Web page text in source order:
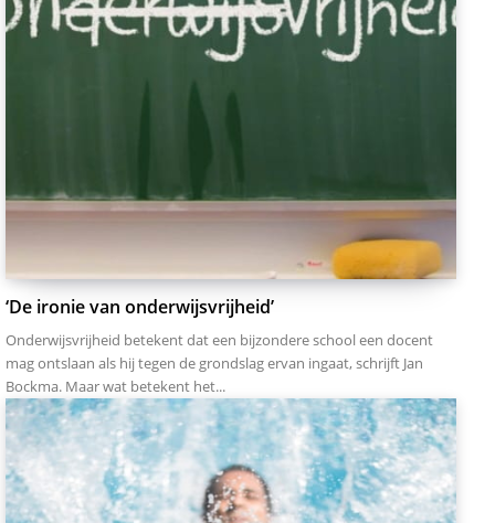
‘De ironie van onderwijsvrijheid’
Onderwijsvrijheid betekent dat een bijzondere school een docent
mag ontslaan als hij tegen de grondslag ervan ingaat, schrijft Jan
Bockma. Maar wat betekent het...